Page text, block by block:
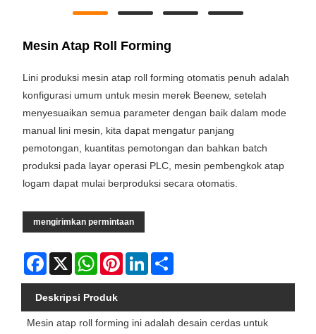
Mesin Atap Roll Forming
Lini produksi mesin atap roll forming otomatis penuh adalah
konfigurasi umum untuk mesin merek Beenew, setelah
menyesuaikan semua parameter dengan baik dalam mode
manual lini mesin, kita dapat mengatur panjang
pemotongan, kuantitas pemotongan dan bahkan batch
produksi pada layar operasi PLC, mesin pembengkok atap
logam dapat mulai berproduksi secara otomatis.
mengirimkan permintaan
Facebook
X WhatsAppPinterestLinkedIn
Deskripsi Produk
Mesin atap roll forming ini adalah desain cerdas untuk